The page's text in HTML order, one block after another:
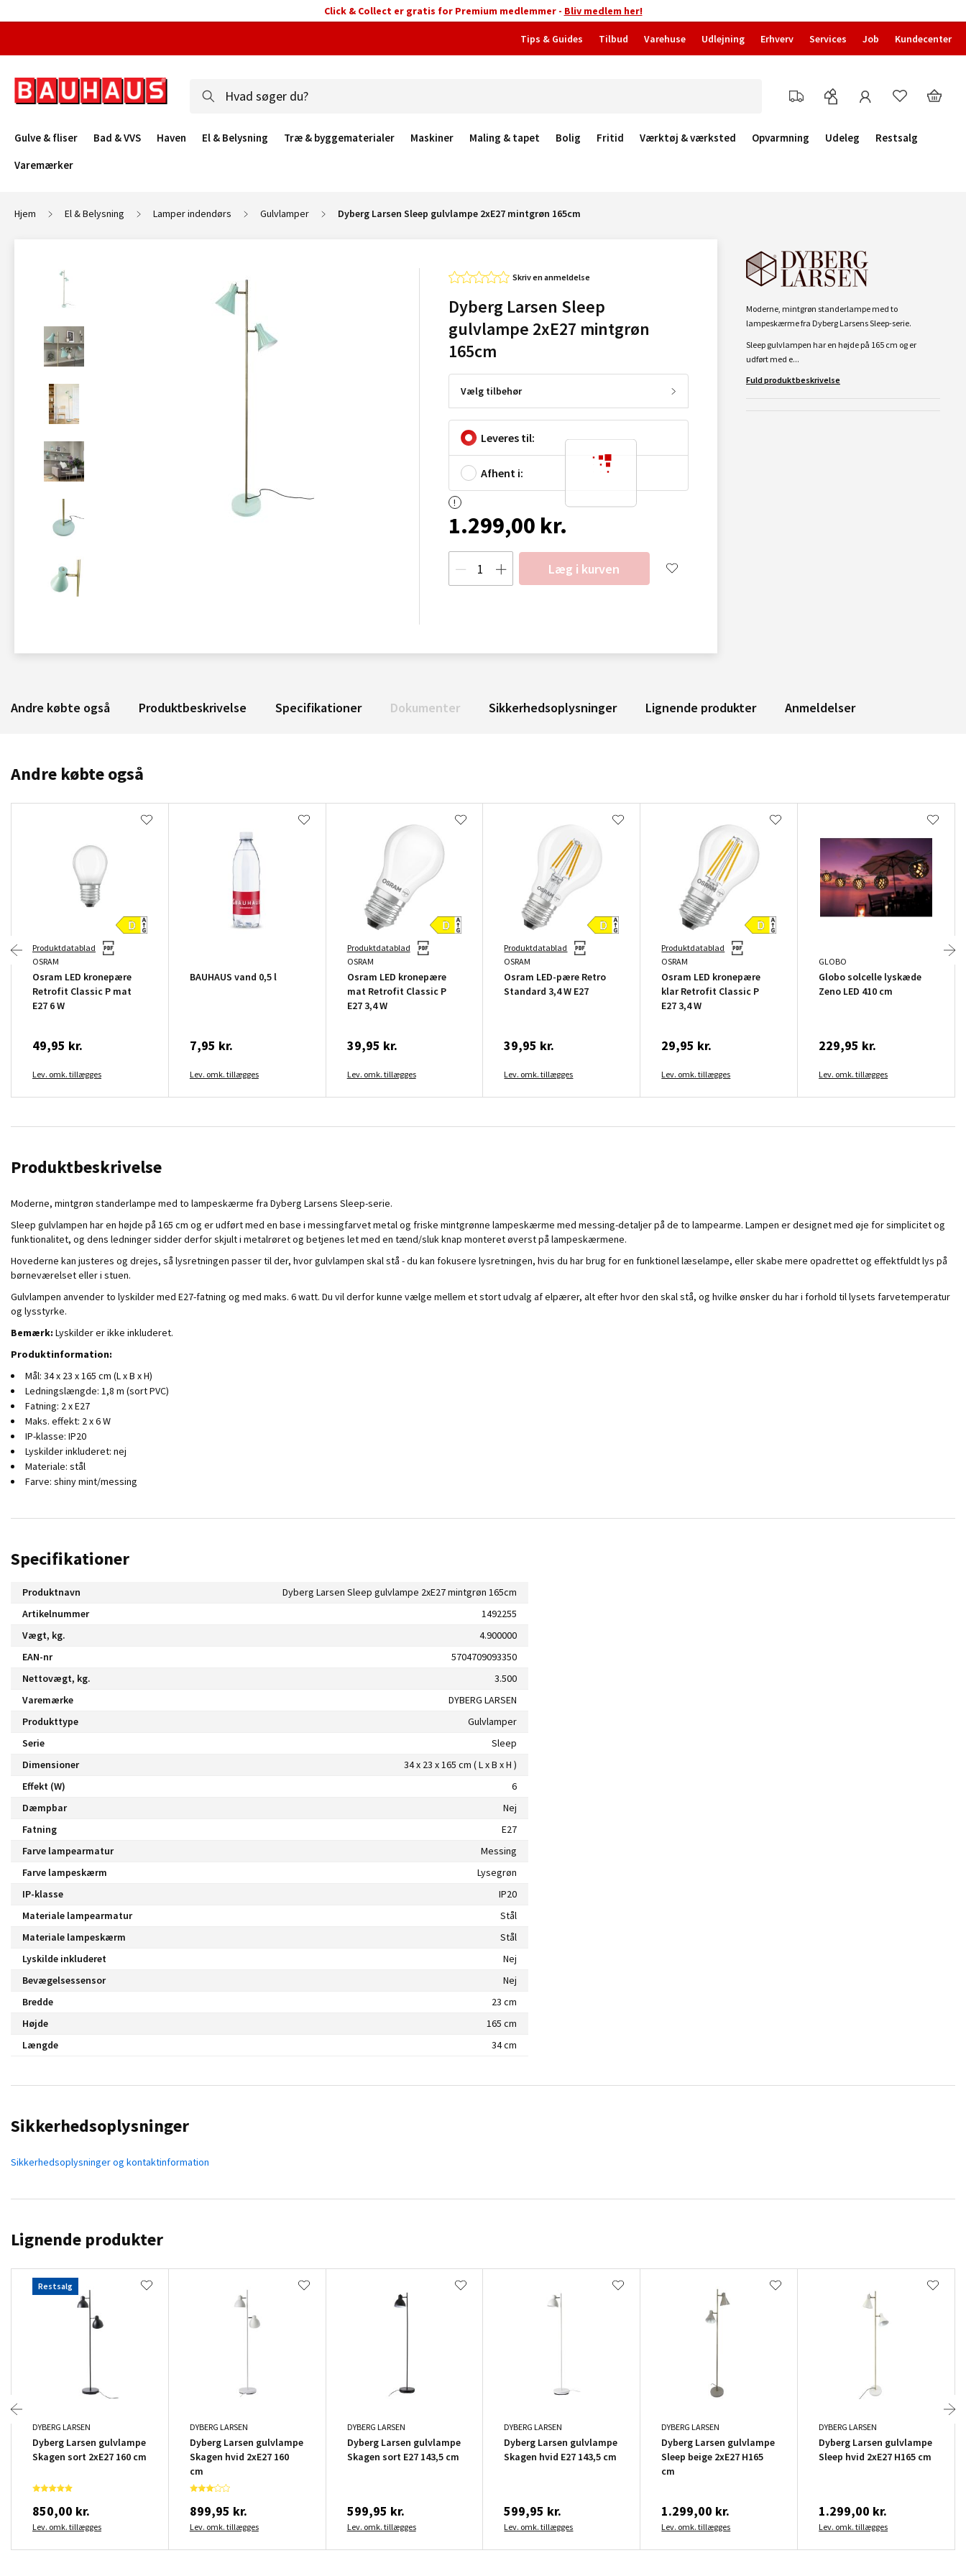
Click & Collect er gratis for Premium medlemmer - Bliv medlem her!
Tips & Guides Tilbud Varehuse Udlejning Erhverv Services Job Kundecenter
Gulve & fliser Bad & VVS Haven El & Belysning Træ & byggematerialer Maskiner Maling & tapet Bolig Fritid Værktøj & værksted Opvarmning Udeleg
Restsalg
Varemærker
Hjem El & Belysning Lamper indendørs Gulvlamper Dyberg Larsen Sleep gulvlampe 2xE27 mintgrøn 165cm
Skriv en anmeldelse
Dyberg Larsen Sleep
gulvlampe 2xE27 mintgrøn
165cm
Vælg tilbehør
Leveres til:
Afhent i:
1.299,00 kr.
Læg i kurven
Moderne, mintgrøn standerlampe med to
lampeskærme fra Dyberg Larsens Sleep-serie.
Sleep gulvlampen har en højde på 165 cm og er
udført med e...
Fuld produktbeskrivelse
Andre købte også Produktbeskrivelse Specifikationer Dokumenter Sikkerhedsoplysninger Lignende produkter Anmeldelser
Andre købte også
Produktdatablad
OSRAM
Osram LED kronepære
Retrofit Classic P mat
E27 6 W
49,95 kr.
Lev. omk. tillægges
BAUHAUS vand 0,5 l
7,95 kr.
Lev. omk. tillægges
Produktdatablad
OSRAM
Osram LED kronepære
mat Retrofit Classic P
E27 3,4 W
39,95 kr.
Lev. omk. tillægges
Produktdatablad
OSRAM
Osram LED-pære Retro
Standard 3,4 W E27
39,95 kr.
Lev. omk. tillægges
Produktdatablad
OSRAM
Osram LED kronepære
klar Retrofit Classic P
E27 3,4 W
29,95 kr.
Lev. omk. tillægges
GLOBO
Globo solcelle lyskæde
Zeno LED 410 cm
229,95 kr.
Lev. omk. tillægges
Produktbeskrivelse
Moderne, mintgrøn standerlampe med to lampeskærme fra Dyberg Larsens Sleep-serie.
Sleep gulvlampen har en højde på 165 cm og er udført med en base i messingfarvet metal og friske mintgrønne lampeskærme med messing-detaljer på de to lampearme. Lampen er designet med øje for simplicitet og
funktionalitet, og dens ledninger sidder derfor skjult i metalrøret og betjenes let med en tænd/sluk knap monteret øverst på lampeskærmene.
Hovederne kan justeres og drejes, så lysretningen passer til der, hvor gulvlampen skal stå - du kan fokusere lysretningen, hvis du har brug for en funktionel læselampe, eller skabe mere opadrettet og effektfuldt lys på
børneværelset eller i stuen.
Gulvlampen anvender to lyskilder med E27-fatning og med maks. 6 watt. Du vil derfor kunne vælge mellem et stort udvalg af elpærer, alt efter hvor den skal stå, og hvilke ønsker du har i forhold til lysets farvetemperatur
og lysstyrke.
Bemærk: Lyskilder er ikke inkluderet.
Produktinformation:
Mål: 34 x 23 x 165 cm (L x B x H)
Ledningslængde: 1,8 m (sort PVC)
Fatning: 2 x E27
Maks. effekt: 2 x 6 W
IP-klasse: IP20
Lyskilder inkluderet: nej
Materiale: stål
Farve: shiny mint/messing
Specifikationer
Produktnavn
Dyberg Larsen Sleep gulvlampe 2xE27 mintgrøn 165cm
Artikelnummer
1492255
Vægt, kg.
4.900000
EAN-nr
5704709093350
Nettovægt, kg.
3.500
Varemærke
DYBERG LARSEN
Produkttype
Gulvlamper
Serie
Sleep
Dimensioner
34 x 23 x 165 cm ( L x B x H )
Effekt (W)
6
Dæmpbar
Nej
Fatning
E27
Farve lampearmatur
Messing
Farve lampeskærm
Lysegrøn
IP-klasse
IP20
Materiale lampearmatur
Stål
Materiale lampeskærm
Stål
Lyskilde inkluderet
Nej
Bevægelsessensor
Nej
Bredde
23 cm
Højde
165 cm
Længde
34 cm
Sikkerhedsoplysninger
Sikkerhedsoplysninger og kontaktinformation
Lignende produkter
Restsalg
DYBERG LARSEN
Dyberg Larsen gulvlampe
Skagen sort 2xE27 160 cm
850,00 kr.
Lev. omk. tillægges
DYBERG LARSEN
Dyberg Larsen gulvlampe
Skagen hvid 2xE27 160
cm
899,95 kr.
Lev. omk. tillægges
DYBERG LARSEN
Dyberg Larsen gulvlampe
Skagen sort E27 143,5 cm
599,95 kr.
Lev. omk. tillægges
DYBERG LARSEN
Dyberg Larsen gulvlampe
Skagen hvid E27 143,5 cm
599,95 kr.
Lev. omk. tillægges
DYBERG LARSEN
Dyberg Larsen gulvlampe
Sleep beige 2xE27 H165
cm
1.299,00 kr.
Lev. omk. tillægges
DYBERG LARSEN
Dyberg Larsen gulvlampe
Sleep hvid 2xE27 H165 cm
1.299,00 kr.
Lev. omk. tillægges